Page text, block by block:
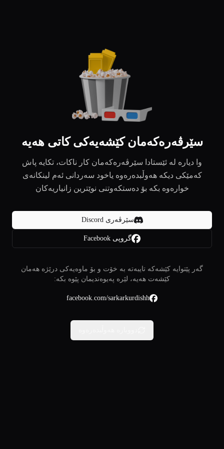
سێرڤەرەکەمان کێشەیەکی کاتی هەیە
وا دیارە لە ئێستادا سێرڤەرەکەمان کار ناکات، تکایە پاش
کەمێکی دیکە هەوڵبدەرەوە یاخود سەردانی ئەم لینکانەی
خوارەوە بکە بۆ دەستکەوتنی نوێترین زانیاریەکان
سێرڤەری Discord
گروپی Facebook
گەر پێتوایە کێشەکە تایبەتە بە خۆت و بۆ ماوەیەکی درێژە هەمان
کێشەت هەیە، لێرە پەیوەندیمان پێوە بکە:
facebook.com/sarkarkurdishh